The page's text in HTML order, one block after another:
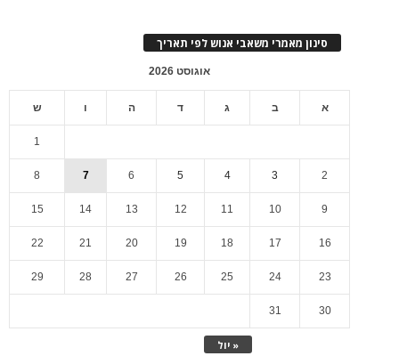
סינון מאמרי משאבי אנוש לפי תאריך
אוגוסט 2026
א ב ג ד ה ו ש
« יול
1
2
3
4
5
6
7
8
9
10
11
12
13
14
15
16
17
18
19
20
21
22
23
24
25
26
27
28
29
30
31